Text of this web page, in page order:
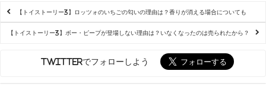
【トイストーリー3】ロッツォのいちごの匂いの理由は？香りが消える場合についても
【トイストーリー3】ボー・ピープが登場しない理由は？いなくなったのは売られたから？
Twitterでフォローしよう